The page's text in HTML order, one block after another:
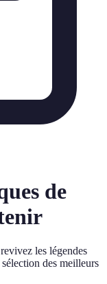
de
les légendes
des meilleurs